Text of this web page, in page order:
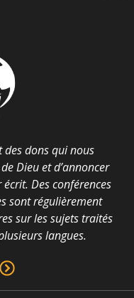
dons qui nous
Dieu et d’annoncer
Des conférences
sont régulièrement
sur les sujets traités
langues.